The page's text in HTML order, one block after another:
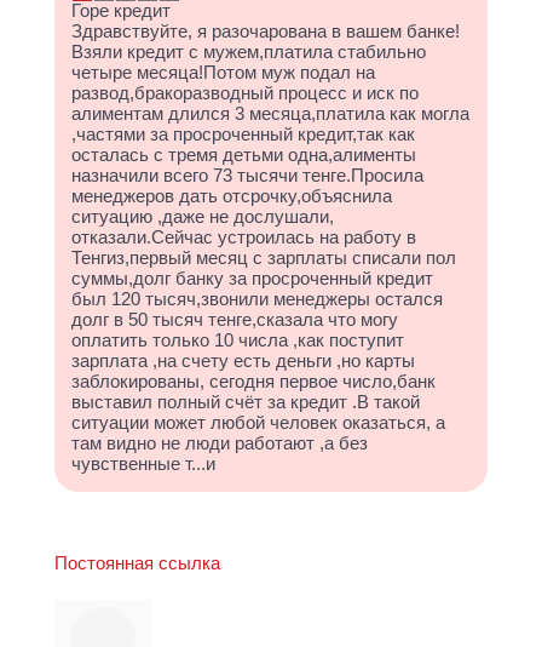
Горе кредит
Здравствуйте, я разочарована в вашем банке!
Взяли кредит с мужем,платила стабильно
четыре месяца!Потом муж подал на
развод,бракоразводный процесс и иск по
алиментам длился 3 месяца,платила как могла
,частями за просроченный кредит,так как
осталась с тремя детьми одна,алименты
назначили всего 73 тысячи тенге.Просила
менеджеров дать отсрочку,объяснила
ситуацию ,даже не дослушали,
отказали.Сейчас устроилась на работу в
Тенгиз,первый месяц с зарплаты списали пол
суммы,долг банку за просроченный кредит
был 120 тысяч,звонили менеджеры остался
долг в 50 тысяч тенге,сказала что могу
оплатить только 10 числа ,как поступит
зарплата ,на счету есть деньги ,но карты
заблокированы, сегодня первое число,банк
выставил полный счёт за кредит .В такой
ситуации может любой человек оказаться, а
там видно не люди работают ,а без
чувственные т...и
Постоянная ссылка